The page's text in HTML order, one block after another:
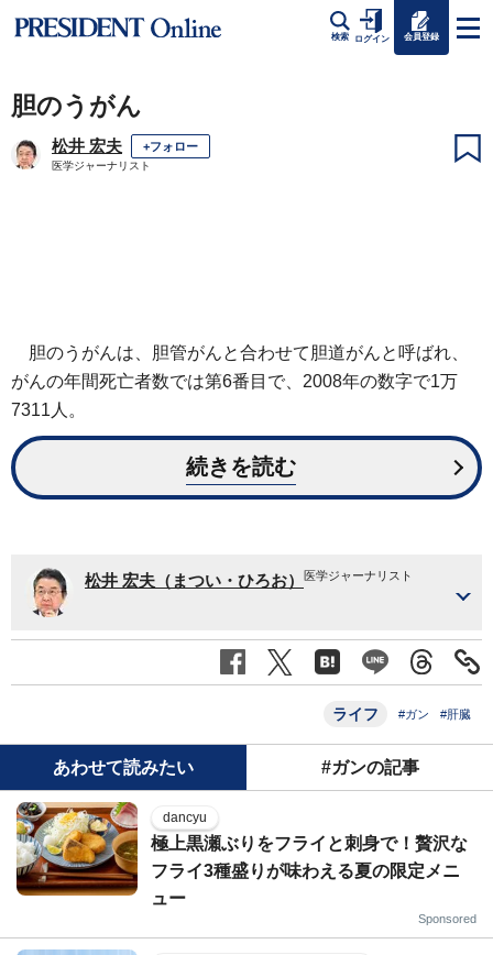
検索 ログイン 会員登録
胆のうがん
松井 宏夫 +フォロー
医学ジャーナリスト
胆のうがんは、胆管がんと合わせて胆道がんと呼ばれ、
がんの年間死亡者数では第6番目で、2008年の数字で1万
7311人。
続きを読む
松井 宏夫（まつい・ひろお） 医学ジャーナリスト
ライフ #ガン #肝臓
あわせて読みたい #ガンの記事
dancyu
極上黒瀬ぶりをフライと刺身で！贅沢な
フライ3種盛りが味わえる夏の限定メニ
ュー
Sponsored